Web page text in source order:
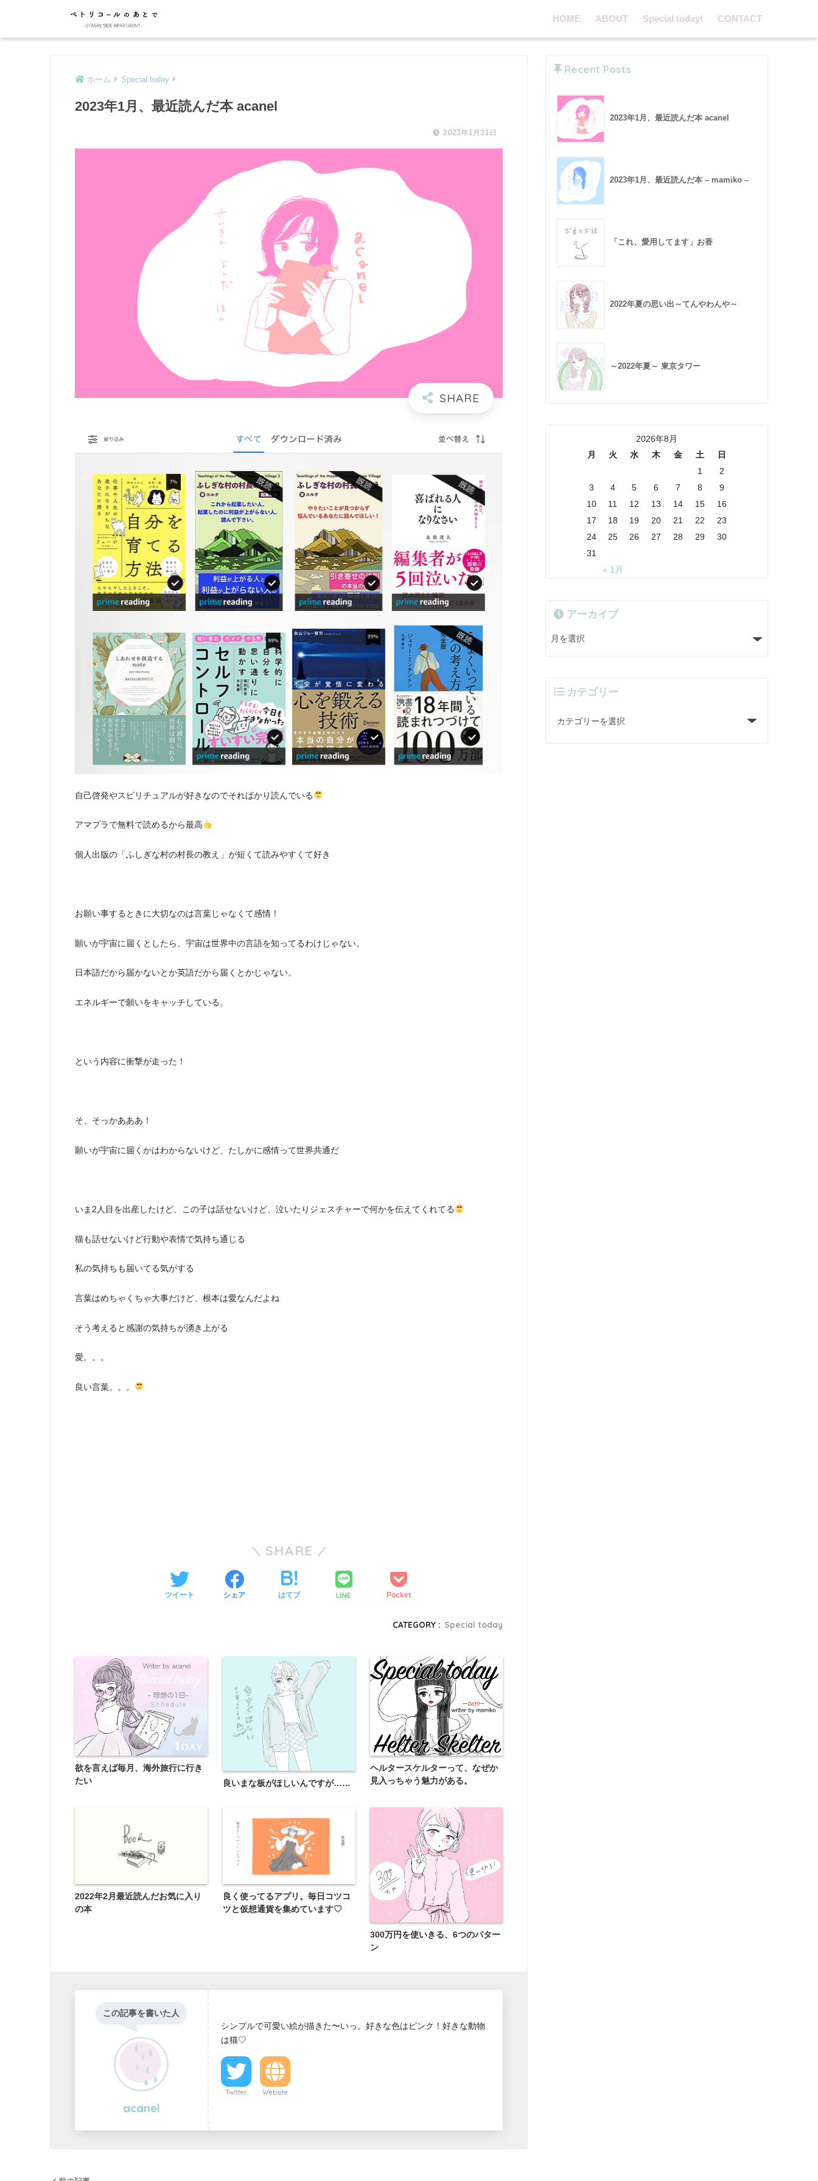
HOME ABOUT Special today! CONTACT
ホーム Special today
2023年1月、最近読んだ本 acanel
2023年1月31日
自己啓発やスピリチュアルが好きなのでそればかり読んでいる
アマプラで無料で読めるから最高
個人出版の「ふしぎな村の村長の教え」が短くて読みやすくて好き
お願い事するときに大切なのは言葉じゃなくて感情！
願いが宇宙に届くとしたら、宇宙は世界中の言語を知ってるわけじゃない。
日本語だから届かないとか英語だから届くとかじゃない。
エネルギーで願いをキャッチしている。
という内容に衝撃が走った！
そ、そっかあああ！
願いが宇宙に届くかはわからないけど、たしかに感情って世界共通だ
いま2人目を出産したけど、この子は話せないけど、泣いたりジェスチャーで何かを伝えてくれてる
猫も話せないけど行動や表情で気持ち通じる
私の気持ちも届いてる気がする
言葉はめちゃくちゃ大事だけど、根本は愛なんだよね
そう考えると感謝の気持ちが湧き上がる
愛。。。
良い言葉。。。
SHARE
ツイート シェア はてブ LINE Pocket
CATEGORY : Special today
欲を言えば毎月、海外旅行に行き
たい
良いまな板がほしいんですが……
ヘルタースケルターって、なぜか
見入っちゃう魅力がある。
2022年2月最近読んだお気に入り
の本
良く使ってるアプリ。毎日コツコ
ツと仮想通貨を集めています♡
300万円を使いきる、6つのパター
ン
この記事を書いた人
acanel
シンプルで可愛い絵が描きた〜いっ。好きな色はピンク！好きな動物
は猫♡
Twitter Website
Recent Posts
2023年1月、最近読んだ本 acanel
2023年1月、最近読んだ本 – mamiko –
「これ、愛用してます」お香
2022年夏の思い出～てんやわんや～
～2022年夏～ 東京タワー
2026年8月
月
火 水 木 金 土 日
« 1月
1
2
3
4 5 6 7 8
9
10
11 12 13 14 15
16
17
18 19 20 21 22
23
24
25 26 27 28 29
30
31
アーカイブ
カテゴリー